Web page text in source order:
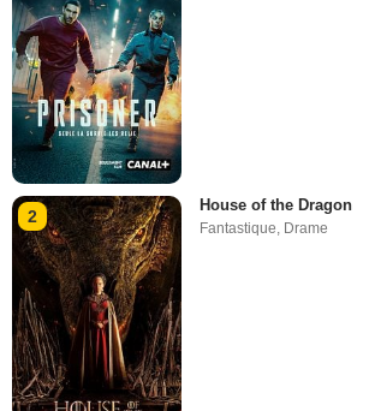
2
House of the Dragon
Fantastique, Drame